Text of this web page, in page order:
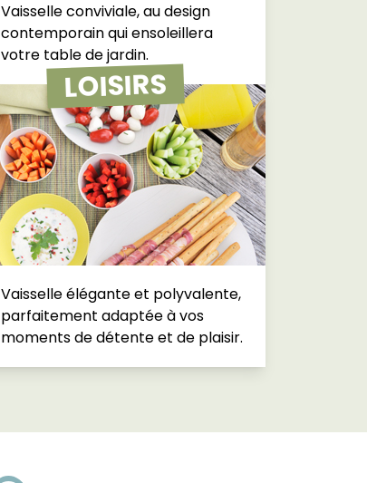
Vaisselle conviviale, au design
contemporain qui ensoleillera
votre table de jardin.
LOISIRS
Vaisselle élégante et polyvalente,
parfaitement adaptée à vos
moments de détente et de plaisir.